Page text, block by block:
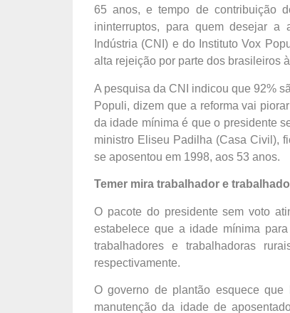
65 anos, e tempo de contribuição
ininterruptos, para quem desejar a
Indústria (CNI) e do Instituto Vox
alta rejeição por parte dos brasileiros
A pesquisa da CNI indicou que 92%
Populi, dizem que a reforma vai
da idade mínima é que o presidente
ministro Eliseu Padilha (Casa Civil),
se aposentou em 1998, aos 53 anos.
Temer mira trabalhador e
O pacote do presidente sem voto
estabelece que a idade mínima
trabalhadores e trabalhadoras
respectivamente.
O governo de plantão esquece
manutenção da idade de